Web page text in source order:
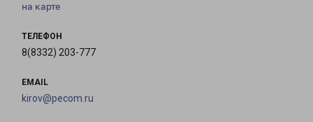
на карте
ТЕЛЕФОН
8(8332) 203-777
EMAIL
kirov@pecom.ru